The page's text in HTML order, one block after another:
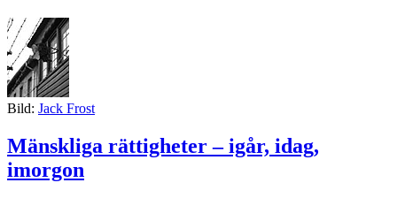
Bild: Jack Frost
Mänskliga rättigheter – igår, idag,
imorgon